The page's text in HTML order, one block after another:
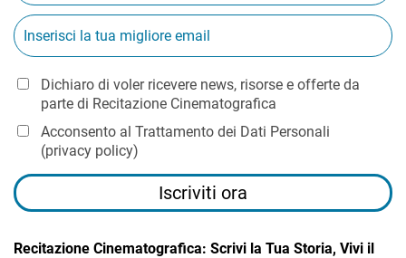
Dichiaro di voler ricevere news, risorse e offerte da
parte di Recitazione Cinematografica
Acconsento al Trattamento dei Dati Personali
(privacy policy)
Iscriviti ora
Recitazione Cinematografica: Scrivi la Tua Storia, Vivi il